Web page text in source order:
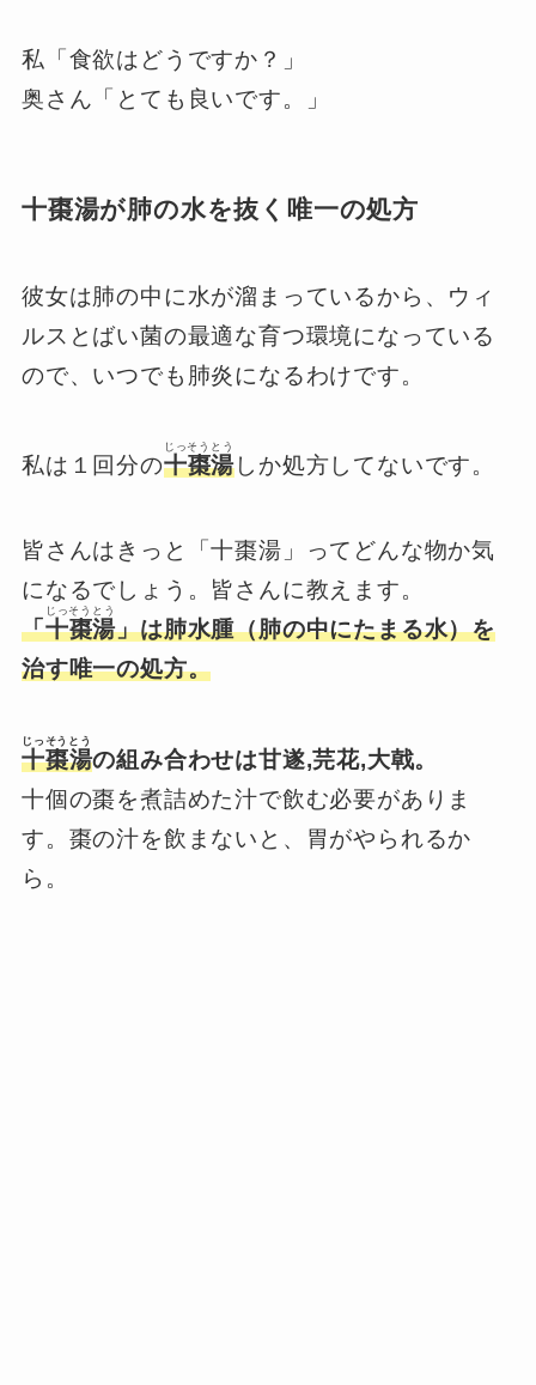
私「食欲はどうですか？」
奥さん「とても良いです。」
十棗湯が肺の水を抜く唯一の処方
彼女は肺の中に水が溜まっているから、ウィ
ルスとばい菌の最適な育つ環境になっている
ので、いつでも肺炎になるわけです。
私は１回分の十棗湯
じっそうとう
しか処方してないです。
皆さんはきっと「十棗湯」ってどんな物か気
になるでしょう。皆さんに教えます。
「十棗湯
じっそうとう
」は肺水腫（肺の中にたまる水）を
治す唯一の処方。
十棗湯
じっそうとう
の組み合わせは甘遂,芫花,大戟。
十個の棗を煮詰めた汁で飲む必要がありま
す。棗の汁を飲まないと、胃がやられるか
ら。